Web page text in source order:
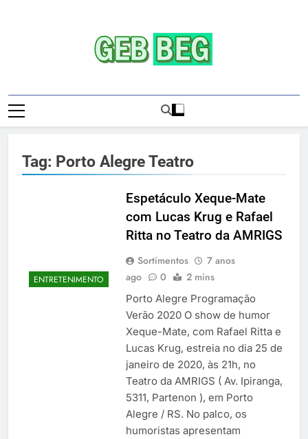
Gebbeg | Ensaio
Sensual | Sexo |
Apostas E
Casinos
Onlineios
Fotográficos
Casas De Apostas E Casinos Online |
Comportamento E Relacionamento |
Relacionamento | Casas De Apostas E
Casino Online |Musas Brasileiras | Fotos
Sensuais | Ensaios Fotográficos ! Gebbeg
People! Musas Brasileiras Sexy Gebbeg
People! Musas Brasileiras Sensual
Tag: Porto Alegre Teatro
ENTRETENIMENTO
Espetáculo Xeque-Mate
com Lucas Krug e Rafael
Ritta no Teatro da AMRIGS
Sortimentos
7 anos
ago
0 2 mins
Porto Alegre Programação
Verão 2020 O show de humor
Xeque-Mate, com Rafael Ritta e
Lucas Krug, estreia no dia 25 de
janeiro de 2020, às 21h, no
Teatro da AMRIGS ( Av. Ipiranga,
5311, Partenon ), em Porto
Alegre / RS. No palco, os
humoristas apresentam